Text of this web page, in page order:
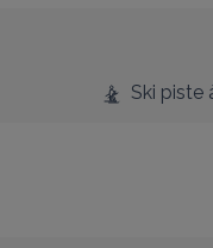
Ski piste